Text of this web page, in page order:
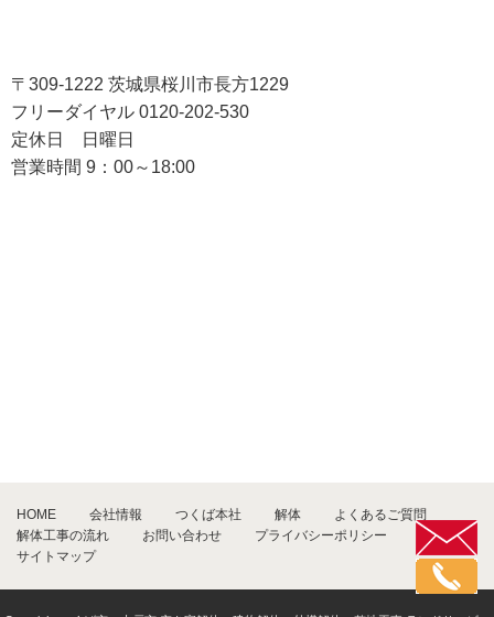
〒309-1222 茨城県桜川市長方1229
フリーダイヤル 0120-202-530
定休日 日曜日
営業時間 9：00～18:00
HOME 会社情報 つくば本社 解体
よくあるご質問
解体工事の流れ
お問い合わせ
プライバシーポリシー
サイトマップ